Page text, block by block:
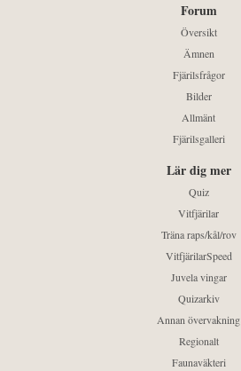
Forum
Översikt
Ämnen
Fjärilsfrågor
Bilder
Allmänt
Fjärilsgalleri
Lär dig mer
Quiz
Vitfjärilar
Träna raps/kål/rov
VitfjärilarSpeed
Juvela vingar
Quizarkiv
Annan övervakning
Regionalt
Faunaväkteri